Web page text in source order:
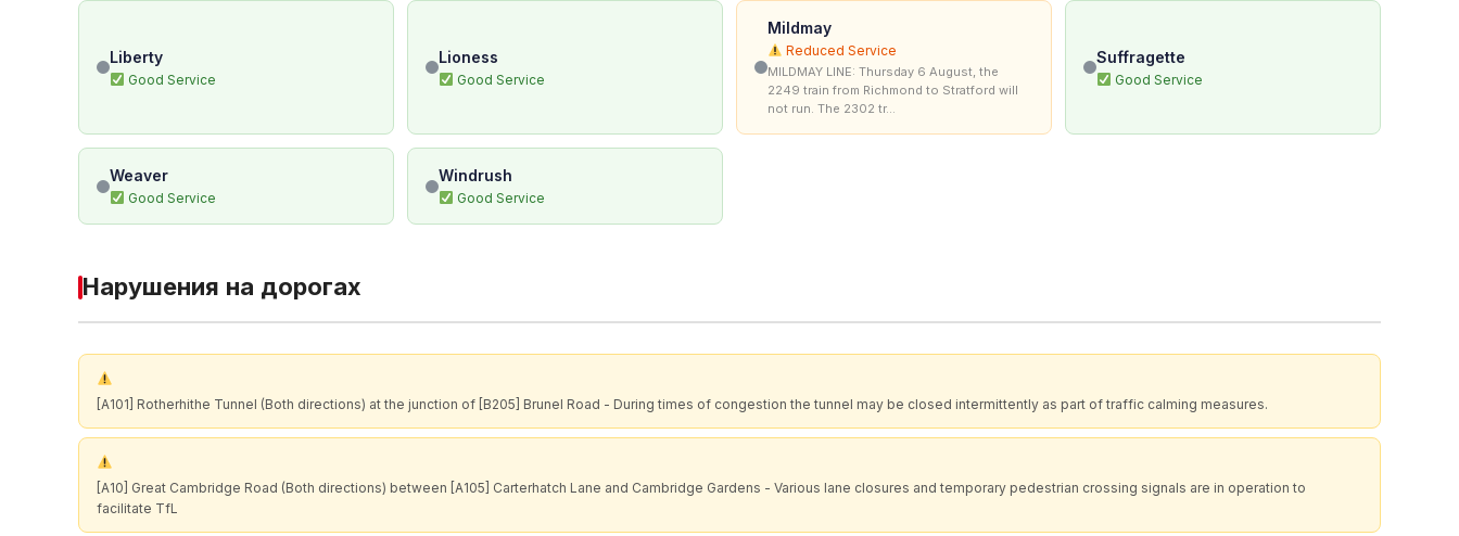
Liberty
Good Service
Lioness
Good Service
Mildmay
Reduced Service
MILDMAY LINE: Thursday 6 August, the
2249 train from Richmond to Stratford will
not run. The 2302 tr...
Suffragette
Good Service
Weaver
Good Service
Windrush
Good Service
Нарушения на дорогах
[A101] Rotherhithe Tunnel (Both directions) at the junction of [B205] Brunel Road - During times of congestion the tunnel may be closed intermittently as part of traffic calming measures.
[A10] Great Cambridge Road (Both directions) between [A105] Carterhatch Lane and Cambridge Gardens - Various lane closures and temporary pedestrian crossing signals are in operation to
facilitate TfL